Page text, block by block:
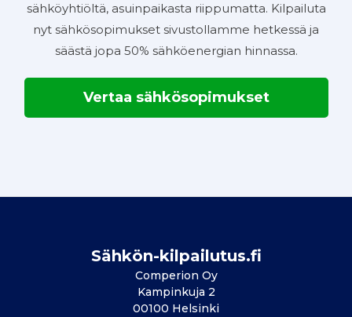
sähköyhtiöltä, asuinpaikasta riippumatta. Kilpailuta
nyt sähkösopimukset sivustollamme hetkessä ja
säästä jopa 50% sähköenergian hinnassa.
Vertaa sähkösopimukset
Sähkön-kilpailutus.fi
Comperion Oy
Kampinkuja 2
00100 Helsinki